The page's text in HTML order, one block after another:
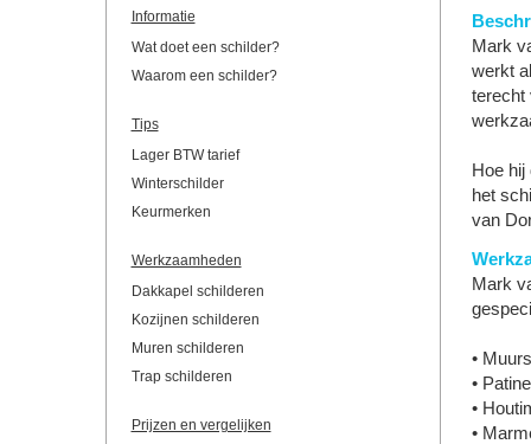
Informatie
Wat doet een schilder?
Waarom een schilder?
Tips
Lager BTW tarief
Winterschilder
Keurmerken
Werkzaamheden
Dakkapel schilderen
Kozijnen schilderen
Muren schilderen
Trap schilderen
Prijzen en vergelijken
Mark
werkt
terecht
Hoe
het
van
Mark
•
•
•
•